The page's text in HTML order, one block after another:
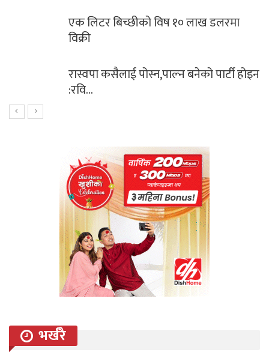
एक लिटर बिच्छीको विष १० लाख डलरमा
विक्री
रास्वपा कसैलाई पोस्न,पाल्न बनेको पार्टी होइन
:रवि…
भर्खरै